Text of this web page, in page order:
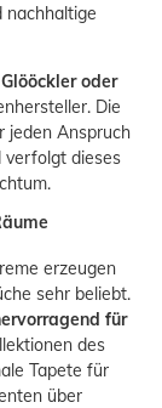
nachhaltige
oder
Die
jeden Anspruch
verfolgt dieses
erzeugen
sehr beliebt.
für
des
Tapete für
über